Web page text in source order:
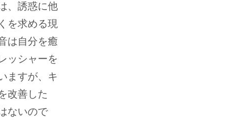
、誘惑に他
を求める現
は自分を癒
ッシャーを
ますが、キ
改善した
ないので